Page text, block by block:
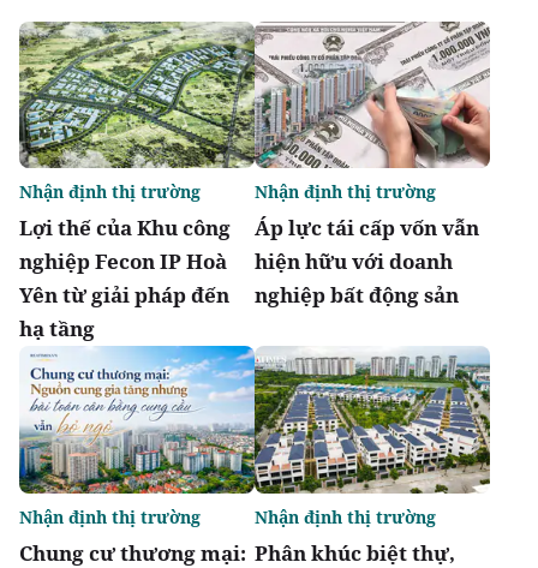
Lợi thế của Khu công
nghiệp Fecon IP Hoà
Yên từ giải pháp đến
hạ tầng
Nhận định thị trường
Áp lực tái cấp vốn vẫn
hiện hữu với doanh
nghiệp bất động sản
Nhận định thị trường
Chung cư thương mại:
Nhận định thị trường
Phân khúc biệt thự,
Nhận định thị trường